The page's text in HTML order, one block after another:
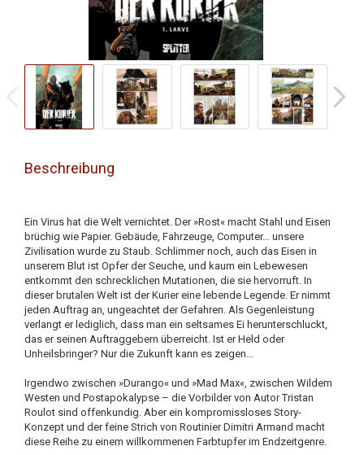
Beschreibung
Ein Virus hat die Welt vernichtet. Der »Rost« macht Stahl und Eisen
brüchig wie Papier. Gebäude, Fahrzeuge, Computer… unsere
Zivilisation wurde zu Staub. Schlimmer noch, auch das Eisen in
unserem Blut ist Opfer der Seuche, und kaum ein Lebewesen
entkommt den schrecklichen Mutationen, die sie hervorruft. In
dieser brutalen Welt ist der Kurier eine lebende Legende. Er nimmt
jeden Auftrag an, ungeachtet der Gefahren. Als Gegenleistung
verlangt er lediglich, dass man ein seltsames Ei herunterschluckt,
das er seinen Auftraggebern überreicht. Ist er Held oder
Unheilsbringer? Nur die Zukunft kann es zeigen…
Irgendwo zwischen »Durango« und »Mad Max«, zwischen Wildem
Westen und Postapokalypse – die Vorbilder von Autor Tristan
Roulot sind offenkundig. Aber ein kompromissloses Story-
Konzept und der feine Strich von Routinier Dimitri Armand macht
diese Reihe zu einem willkommenen Farbtupfer im Endzeitgenre.